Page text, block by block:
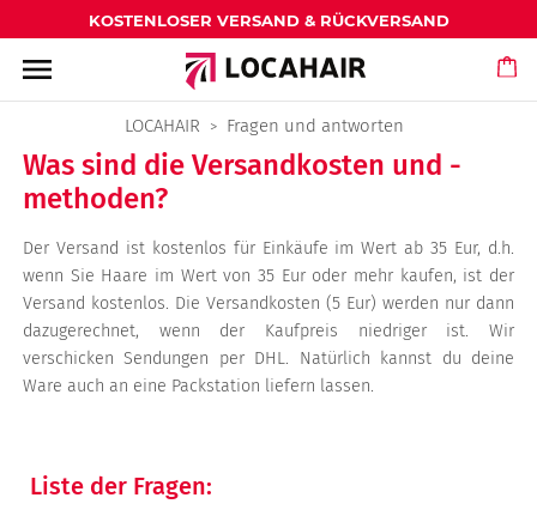
KOSTENLOSER VERSAND & RÜCKVERSAND
menu
LOCAHAIR Fragen und antworten
Was sind die Versandkosten und -
methoden?
Der Versand ist kostenlos für Einkäufe im Wert ab 35 Eur, d.h.
wenn Sie Haare im Wert von 35 Eur oder mehr kaufen, ist der
Versand kostenlos. Die Versandkosten (5 Eur) werden nur dann
dazugerechnet, wenn der Kaufpreis niedriger ist. Wir
verschicken Sendungen per DHL. Natürlich kannst du deine
Ware auch an eine Packstation liefern lassen.
Liste der Fragen: